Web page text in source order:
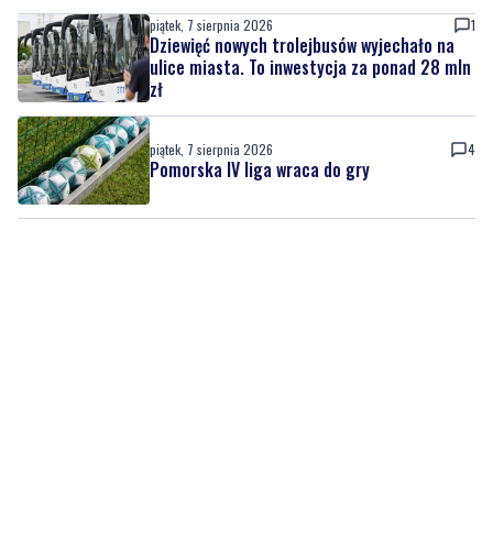
piątek, 7 sierpnia 2026 1
Dziewięć nowych trolejbusów wyjechało na
ulice miasta. To inwestycja za ponad 28 mln
zł
piątek, 7 sierpnia 2026 4
Pomorska IV liga wraca do gry